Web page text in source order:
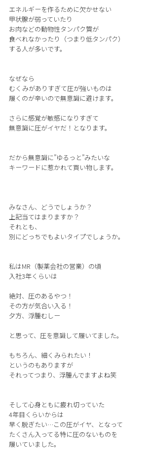
エネルギーを作るために欠かせない
甲状腺が弱っていたり
お肉などの動物性タンパク質が
食べれなかったり（つまり低タンパク）
する人が多いです。
なぜなら
むくみがありすぎて圧が強いものは
履くのが辛いので無意識に避けます。
さらに感覚が敏感になりすぎて
無意識に圧がイヤだ！となります。
だから無意識に”ゆるっと”みたいな
キーワードに惹かれて買い物します。
みなさん、どうでしょうか？
上記当てはまりますか？
それとも、
別にどっちでもよいタイプでしょうか。
私はMR（製薬会社の営業）の頃
入社3年くらいは
絶対、圧のあるやつ！
その方が気合い入る！
夕方、浮腫むしー
と思って、圧を意識して履いてました。
もちろん、細くみられたい！
というのもありますが
それってつまり、浮腫んでますよね笑
そして心身ともに疲れ切っていた
4年目くらいからは
早く脱ぎたい…この圧がイヤ、となって
たくさん入ってる特に圧のないものを
履いていました。